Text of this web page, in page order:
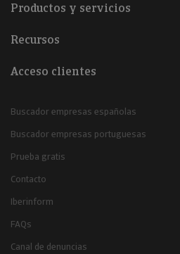
Productos y servicios
Recursos
Acceso clientes
Buscador empresas españolas
Buscador empresas portuguesas
Prueba gratis
Contacto
Iberinform
FAQs
Canal de denuncias